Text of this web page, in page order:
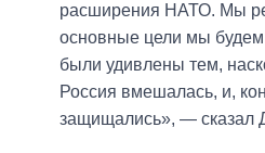
расширения НАТО. Мы
основные цели мы будем
были удивлены тем,
Россия вмешалась, и,
защищались», — сказал